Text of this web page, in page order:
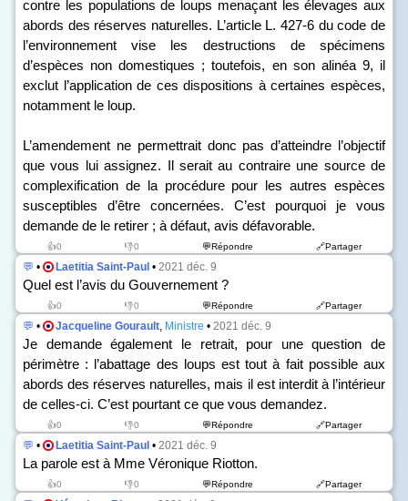
contre les populations de loups menaçant les élevages aux
abords des réserves naturelles. L’article L. 427-6 du code de
l’environnement vise les destructions de spécimens
d’espèces non domestiques ; toutefois, en son alinéa 9, il
exclut l’application de ces dispositions à certaines espèces,
notamment le loup.
L’amendement ne permettrait donc pas d’atteindre l’objectif
que vous lui assignez. Il serait au contraire une source de
complexification de la procédure pour les autres espèces
susceptibles d’être concernées. C’est pourquoi je vous
demande de le retirer ; à défaut, avis défavorable.
👍0 👎0 💬Répondre 🔗Partager
💬 • Laetitia Saint-Paul • 2021 déc. 9
Quel est l’avis du Gouvernement ?
👍0 👎0 💬Répondre 🔗Partager
💬 • Jacqueline Gourault, Ministre • 2021 déc. 9
Je demande également le retrait, pour une question de
périmètre : l’abattage des loups est tout à fait possible aux
abords des réserves naturelles, mais il est interdit à l’intérieur
de celles-ci. C’est pourtant ce que vous demandez.
👍0 👎0 💬Répondre 🔗Partager
💬 • Laetitia Saint-Paul • 2021 déc. 9
La parole est à Mme Véronique Riotton.
👍0 👎0 💬Répondre 🔗Partager